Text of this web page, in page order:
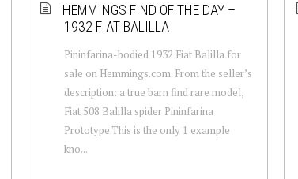
HEMMINGS FIND OF THE DAY –
1932 FIAT BALILLA
Pininfarina-bodied 1932 Fiat Balilla for
sale on Hemmings.com. From the seller’s
description: a true barn find rare model,
Fiat 508 Balilla spider Pininfarina
Prototype.This is the only 1 example
kno...